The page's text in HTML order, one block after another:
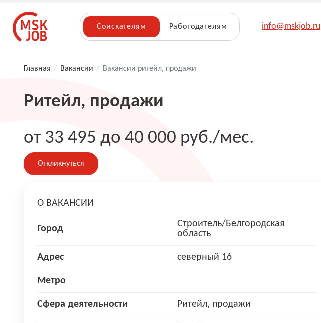
Соискателям Работодателям info@mskjob.ru
Главная / Вакансии / Вакансии ритейл, продажи
Ритейл, продажи
от 33 495 до 40 000 руб./мес.
Откликнуться
О ВАКАНСИИ
Город
Строитель/Белгородская
область
Адрес северный 16
Метро
Сфера деятельности Ритейл, продажи